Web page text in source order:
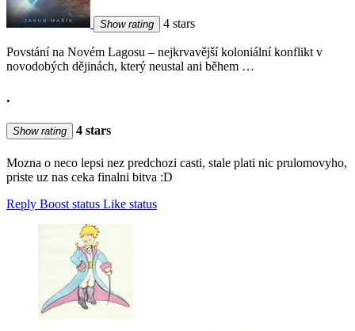
Show rating 4 stars
Povstání na Novém Lagosu – nejkrvavější koloniální konflikt v
novodobých dějinách, který neustal ani během …
.
Show rating 4 stars
Mozna o neco lepsi nez predchozi casti, stale plati nic prulomovyho,
priste uz nas ceka finalni bitva :D
Reply Boost status Like status